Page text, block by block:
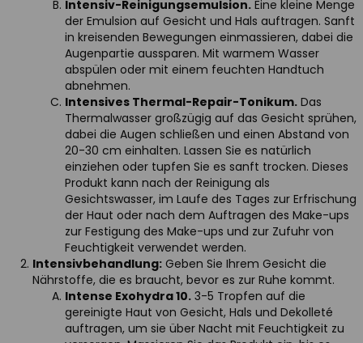
Intensiv-Reinigungsemulsion. Eine kleine Menge
der Emulsion auf Gesicht und Hals auftragen. Sanft
in kreisenden Bewegungen einmassieren, dabei die
Augenpartie aussparen. Mit warmem Wasser
abspülen oder mit einem feuchten Handtuch
abnehmen.
Intensives Thermal-Repair-Tonikum. Das
Thermalwasser großzügig auf das Gesicht sprühen,
dabei die Augen schließen und einen Abstand von
20-30 cm einhalten. Lassen Sie es natürlich
einziehen oder tupfen Sie es sanft trocken. Dieses
Produkt kann nach der Reinigung als
Gesichtswasser, im Laufe des Tages zur Erfrischung
der Haut oder nach dem Auftragen des Make-ups
zur Festigung des Make-ups und zur Zufuhr von
Feuchtigkeit verwendet werden.
Intensivbehandlung: Geben Sie Ihrem Gesicht die
Nährstoffe, die es braucht, bevor es zur Ruhe kommt.
Intense Exohydra 10. 3-5 Tropfen auf die
gereinigte Haut von Gesicht, Hals und Dekolleté
auftragen, um sie über Nacht mit Feuchtigkeit zu